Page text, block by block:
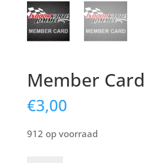
Member Card
€3,00
912 op voorraad